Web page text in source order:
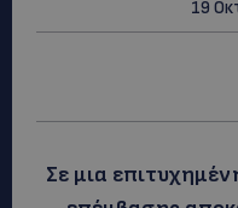
19
Σε μια